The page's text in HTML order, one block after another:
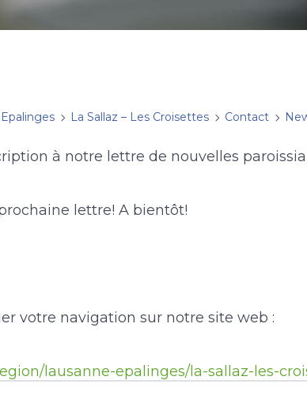
La Sallaz – Les Croisettes Contact
à notre lettre de nouvelles
lettre! A bientôt!
votre navigation sur notre site web :
lausanne-epalinges/la-sallaz-les-